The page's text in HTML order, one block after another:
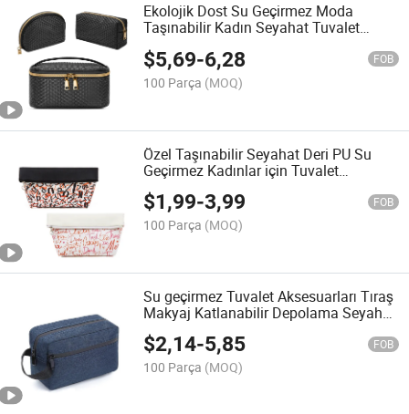
Ekolojik Dost Su Geçirmez Moda
Taşınabilir Kadın Seyahat Tuvalet
Makyaj Çantası Kozmetik Torbası
$5,69-6,28 FOB
100 Parça (MOQ)
Özel Taşınabilir Seyahat Deri PU Su
Geçirmez Kadınlar için Tuvalet
Aksesuarı Güzellik Makyaj Kozmetik
Çantası
$1,99-3,99 FOB
100 Parça (MOQ)
Su geçirmez Tuvalet Aksesuarları Tıraş
Makyaj Katlanabilir Depolama Seyahat
Tuvalet Kozmetik Çantası
$2,14-5,85 FOB
100 Parça (MOQ)